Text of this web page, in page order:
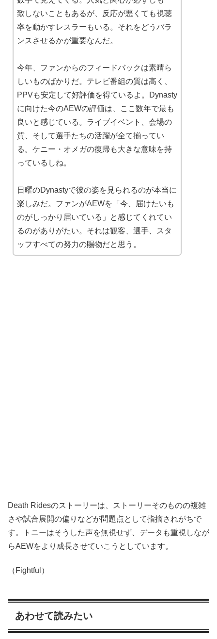
致しないこともあるが、反応が悪くても視聴
率を動かすレスラーもいる。それをどうバラ
ンスさせるかが重要なんだ。
今年、ファンからのフィードバックは素晴ら
しいものばかりだ。テレビ番組の質は高く、
PPVも安定して好評価を得ているよ。Dynasty
に向けた今のAEWの評価は、ここ数年で最も
良いと感じている。ライブイベント、会場の
質、そして選手たちの活躍が全て揃ってい
る。ケニー・オメガの復帰も大きな意味を持
っているしね。
日曜のDynastyで彼の姿を見られるのが本当に
楽しみだ。ファンがAEWを「今、届けたいも
のがしっかり届いている」と感じてくれてい
るのがありがたい。それは観客、選手、スタ
ッフすべての努力の賜物だと思う。
Death Ridesのストーリーは、ストーリーそのものの複雑
さや試合展開の偏りなどが問題点として指摘されがちで
す。トニーはそうした声を無視せず、データも重視しなが
らAEWをより成長させていこうとしています。
（Fightful）
あわせて読みたい